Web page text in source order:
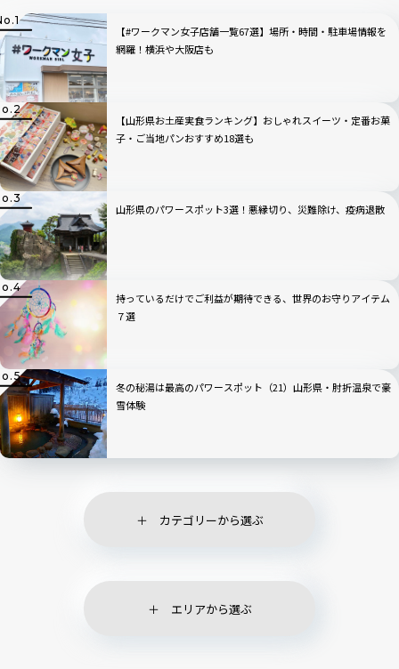
【#ワークマン女子店舗一覧67選】場所・時間・駐車場情報を
網羅！横浜や大阪店も
【山形県お土産実食ランキング】おしゃれスイーツ・定番お菓
子・ご当地パンおすすめ18選も
山形県のパワースポット3選！悪縁切り、災難除け、疫病退散
持っているだけでご利益が期待できる、世界のお守りアイテム
７選
冬の秘湯は最高のパワースポット（21）山形県・肘折温泉で豪
雪体験
カテゴリーから選ぶ
エリアから選ぶ